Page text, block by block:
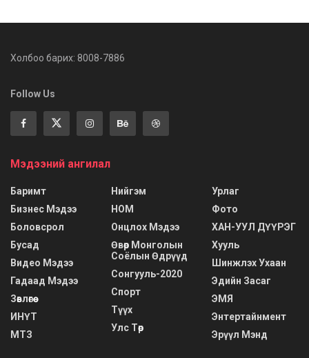
Холбоо барих: 8008-7886
Follow Us
Мэдээний ангилал
Баримт
Бизнес Мэдээ
Боловсрол
Бусад
Видео Мэдээ
Гадаад Мэдээ
Зөвлөгөө
ИНҮТ
МТЗ
Нийгэм
НОМ
Онцлох Мэдээ
Өвөр Монголын
Соёлын Өдрүүд
Сонгууль-2020
Спорт
Түүх
Улс Төр
Урлаг
Фото
ХАН-УУЛ ДҮҮРЭГ
Хууль
Шинжлэх Ухаан
Эдийн Засаг
ЭМЯ
Энтертайнмент
Эрүүл Мэнд